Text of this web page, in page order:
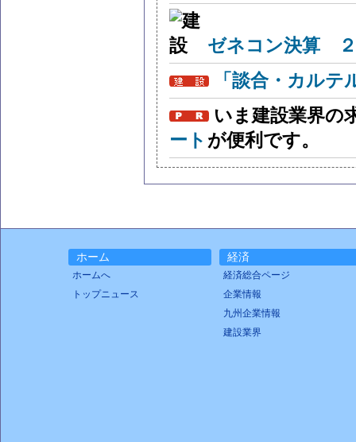
ゼネコン決算
「談合・カル
いま建設業界の
ート が便利です。
ホーム
ホームへ
トップニュース
経済
経済総合ページ
企業情報
九州企業情報
建設業界